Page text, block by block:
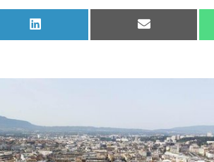
Share on LinkedIn Share on Email